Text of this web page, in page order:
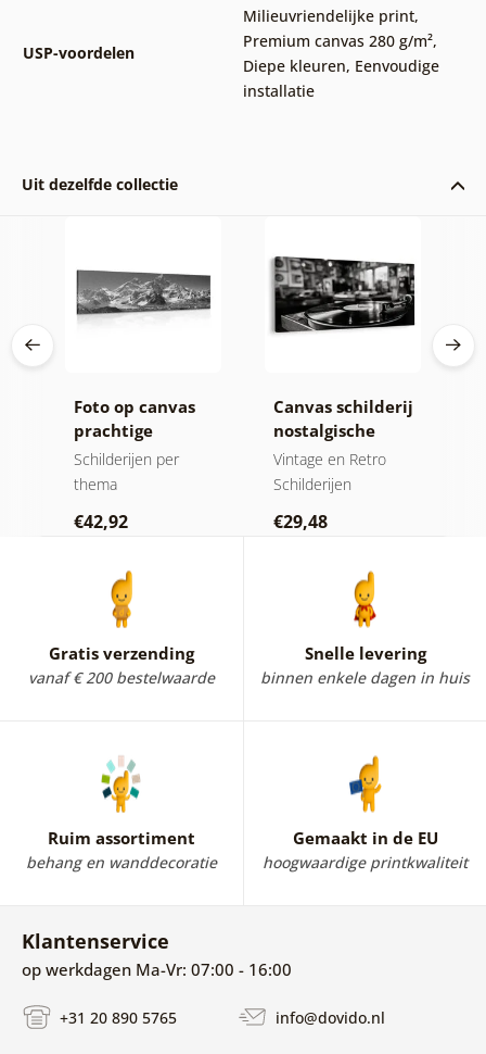
USP-voordelen
Milieuvriendelijke print,
Premium canvas 280 g/m²,
Diepe kleuren, Eenvoudige
installatie
Uit dezelfde collectie
Foto op canvas
prachtige
bergtop in zwart-
wit
Schilderijen per
thema
€42,92
Canvas schilderij
nostalgische
muzikale sfeer
Vintage en Retro
Schilderijen
€29,48
Gratis verzending
vanaf € 200 bestelwaarde
Snelle levering
binnen enkele dagen in huis
Ruim assortiment
behang en wanddecoratie
Gemaakt in de EU
hoogwaardige printkwaliteit
Klantenservice
op werkdagen Ma-Vr: 07:00 - 16:00
+31 20 890 5765 info@dovido.nl